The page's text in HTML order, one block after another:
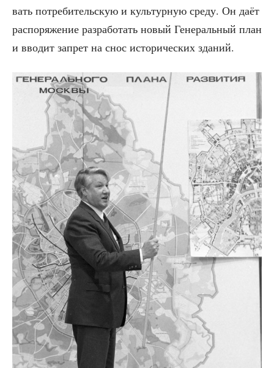
вать потре­би­тель­скую и куль­тур­ную сре­ду. Он даёт
рас­по­ря­же­ние раз­ра­бо­тать новый Гене­раль­ный план
и вво­дит запрет на снос исто­ри­че­ских зданий.